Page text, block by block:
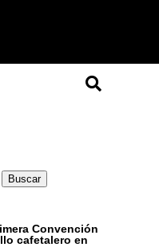
Buscar
Convención
cafetalero en